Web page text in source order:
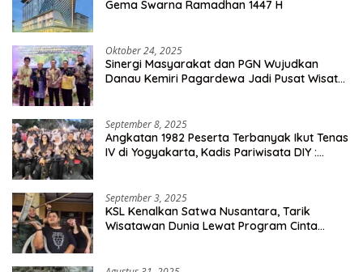
Gema Swarna Ramadhan 1447 H
Oktober 24, 2025
Sinergi Masyarakat dan PGN Wujudkan
Danau Kemiri Pagardewa Jadi Pusat Wisata
September 8, 2025
Angkatan 1982 Peserta Terbanyak Ikut Tenas
IV di Yogyakarta, Kadis Pariwisata DIY :
September 3, 2025
KSL Kenalkan Satwa Nusantara, Tarik
Wisatawan Dunia Lewat Program Cinta